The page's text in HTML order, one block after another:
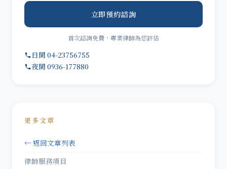
立即預約諮詢
首次諮詢免費，專業律師為您評估
日間 04-23756755
夜間 0936-177880
更多文章
← 返回文章列表
律師服務項目